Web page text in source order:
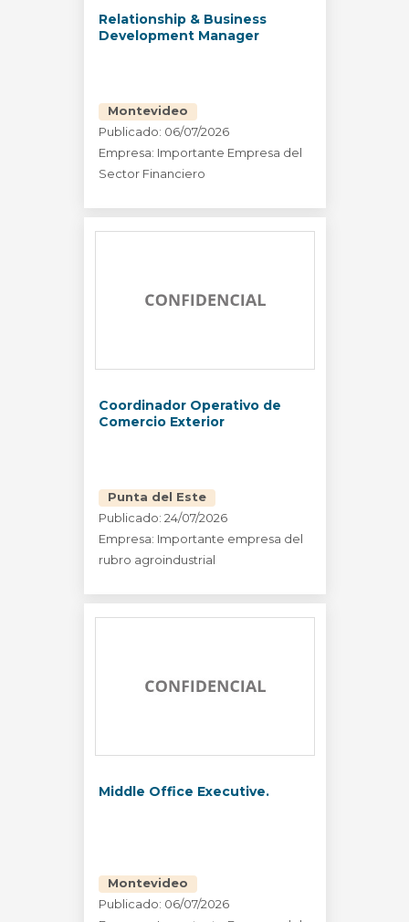
Relationship & Business
Development Manager
Montevideo
Publicado: 06/07/2026
Empresa: Importante Empresa del
Sector Financiero
Coordinador Operativo de
Comercio Exterior
Punta del Este
Publicado: 24/07/2026
Empresa: Importante empresa del
rubro agroindustrial
Middle Office Executive.
Montevideo
Publicado: 06/07/2026